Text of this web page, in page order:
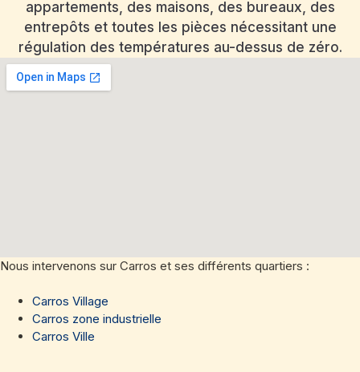
appartements, des maisons, des bureaux, des
entrepôts et toutes les pièces nécessitant une
régulation des températures au-dessus de zéro.
Nous intervenons sur Carros et ses différents quartiers :
Carros Village
Carros zone industrielle
Carros Ville